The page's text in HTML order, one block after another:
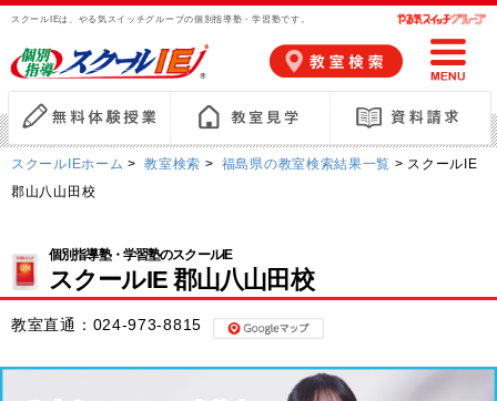
スクールIEは、やる気スイッチグループの個別指導塾・学習塾です。
スクールIEホーム > 教室検索 > 福島県の教室検索結果一覧 > スクールIE
郡山八山田校
個別指導塾・学習塾のスクールIE
スクールIE 郡山八山田校
教室直通： 024-973-8815